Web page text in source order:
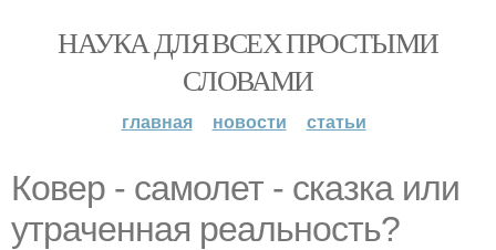
НАУКА ДЛЯ ВСЕХ ПРОСТЫМИ
СЛОВАМИ
главная новости статьи
Ковер - самолет - сказка или
утраченная реальность?